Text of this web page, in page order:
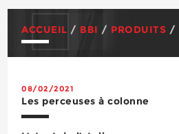
ACCUEIL / BBI / PRODUITS /
08/02/2021
Les perceuses à colonne